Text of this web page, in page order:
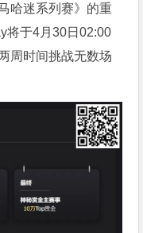
哈迷系列赛》的重
将于4月30日02:00
周时间挑战无数场